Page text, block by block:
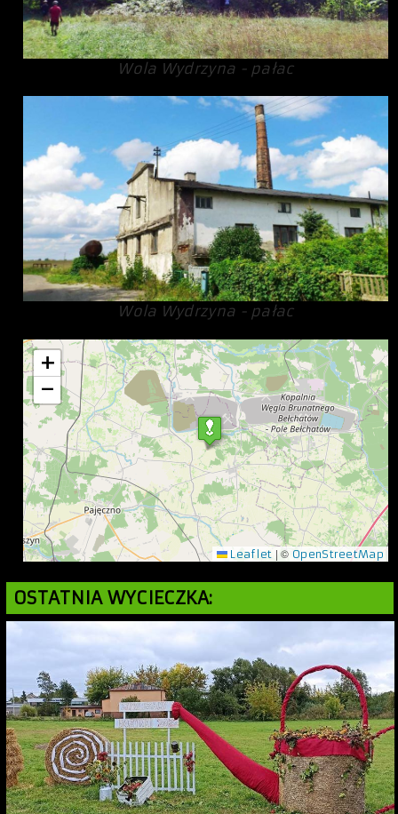
Wola Wydrzyna - pałac
Wola Wydrzyna - pałac
+
−
Leaflet | © OpenStreetMap
OSTATNIA WYCIECZKA: